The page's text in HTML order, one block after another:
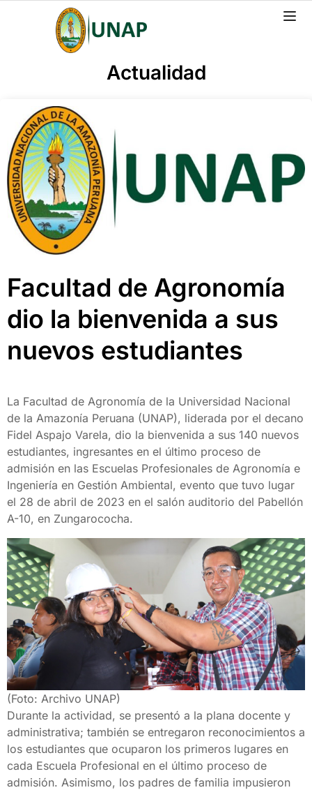
Actualidad
Facultad de Agronomía
dio la bienvenida a sus
nuevos estudiantes
La Facultad de Agronomía de la Universidad Nacional
de la Amazonía Peruana (UNAP), liderada por el decano
Fidel Aspajo Varela, dio la bienvenida a sus 140 nuevos
estudiantes, ingresantes en el último proceso de
admisión en las Escuelas Profesionales de Agronomía e
Ingeniería en Gestión Ambiental, evento que tuvo lugar
el 28 de abril de 2023 en el salón auditorio del Pabellón
A-10, en Zungarococha.
(Foto: Archivo UNAP)
Durante la actividad, se presentó a la plana docente y
administrativa; también se entregaron reconocimientos a
los estudiantes que ocuparon los primeros lugares en
cada Escuela Profesional en el último proceso de
admisión. Asimismo, los padres de familia impusieron